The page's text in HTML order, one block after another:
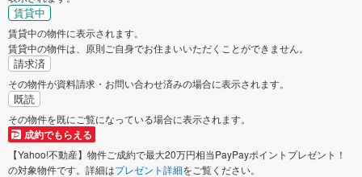
賃貸中
賃貸中の物件に表示されます。
賃貸中の物件は、原則ご自身でお住まいいただくことができません。
請求済
その物件が資料請求・お問い合わせ済みの場合に表示されます。
既読
その物件を既にご覧になっている場合に表示されます。
成約でもらえる
【Yahoo!不動産】物件ご成約で最大20万円相当PayPayポイントプレゼント！
の対象物件です。詳細はプレゼント詳細をご覧ください。